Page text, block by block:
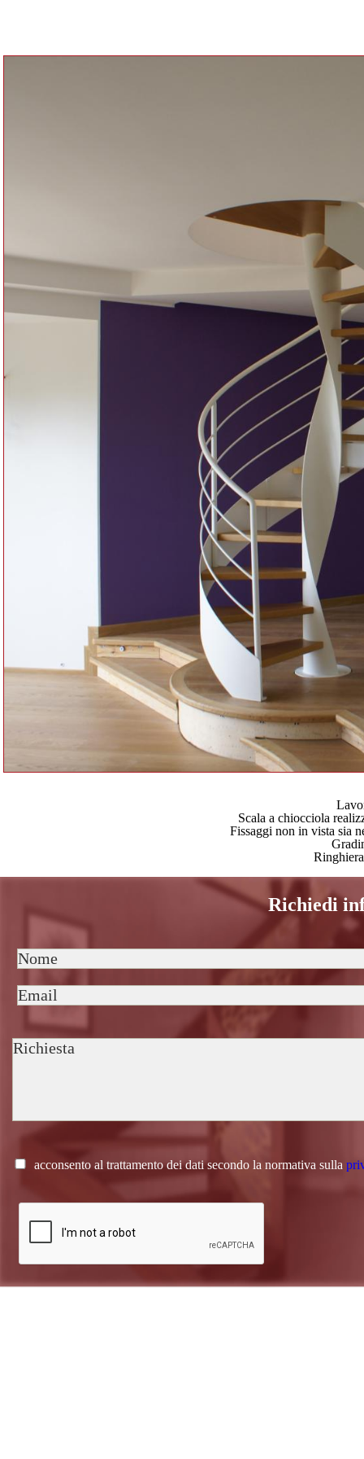
Scala a chiocciola
Fissaggi non in vista sia
Richiedi
acconsento al trattamento dei dati secondo la normativa sulla